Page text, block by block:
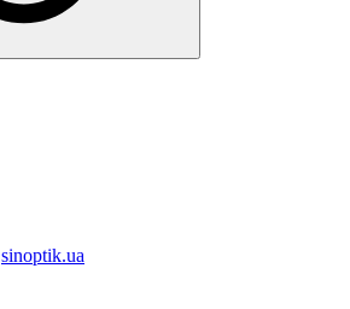
sinoptik.ua